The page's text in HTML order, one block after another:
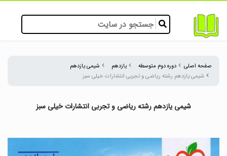
صفحه اصلی دوره دوم متوسطه یازدهم
شیمی یازدهم
شیمی یازدهم رشته ریاضی و تجربی انتشارات خیلی سبز
شیمی یازدهم رشته ریاضی و تجربی انتشارات خیلی سبز